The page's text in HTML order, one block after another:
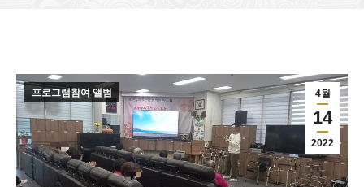
4월
14
2022
프로그램참여 앨범